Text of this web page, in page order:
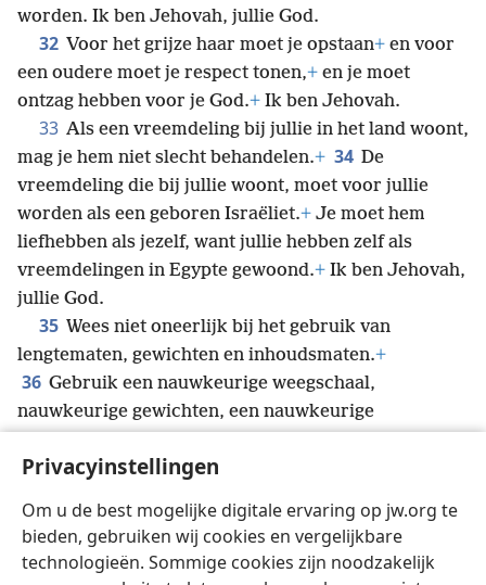
Privacyinstellingen
Om u de best mogelijke digitale ervaring op jw.org te
bieden, gebruiken wij cookies en vergelijkbare
technologieën. Sommige cookies zijn noodzakelijk
worden. Ik ben Jehovah, jullie God.
32 Voor het grijze haar moet je opstaan+ en voor
een oudere moet je respect tonen,+ en je moet
ontzag hebben voor je God.+ Ik ben Jehovah.
33 Als een vreemdeling bij jullie in het land woont,
mag je hem niet slecht behandelen.+ 34 De
vreemdeling die bij jullie woont, moet voor jullie
worden als een geboren Israëliet.+ Je moet hem
liefhebben als jezelf, want jullie hebben zelf als
vreemdelingen in Egypte gewoond.+ Ik ben Jehovah,
jullie God.
35 Wees niet oneerlijk bij het gebruik van
lengtematen, gewichten en inhoudsmaten.+
36 Gebruik een nauwkeurige weegschaal,
nauwkeurige gewichten, een nauwkeurige
Jehovah, jullie God, die jullie uit Egypte heeft geleid.
rechterlijke beslissingen en leef ernaar.+ Ik ben
Jehovah.”’